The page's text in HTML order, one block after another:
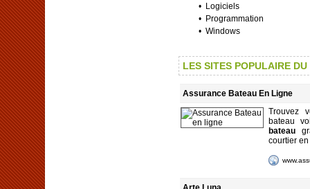
• Logiciels
• Programmation
• Windows
LES SITES POPULAIRE
Assurance Bateau En Ligne
Trouvez
bateau
bateau
courtier